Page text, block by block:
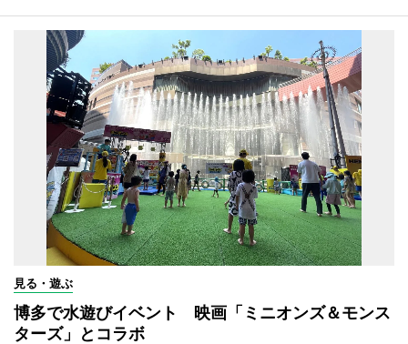
見る・遊ぶ
博多で水遊びイベント 映画「ミニオンズ＆モンス
ターズ」とコラボ